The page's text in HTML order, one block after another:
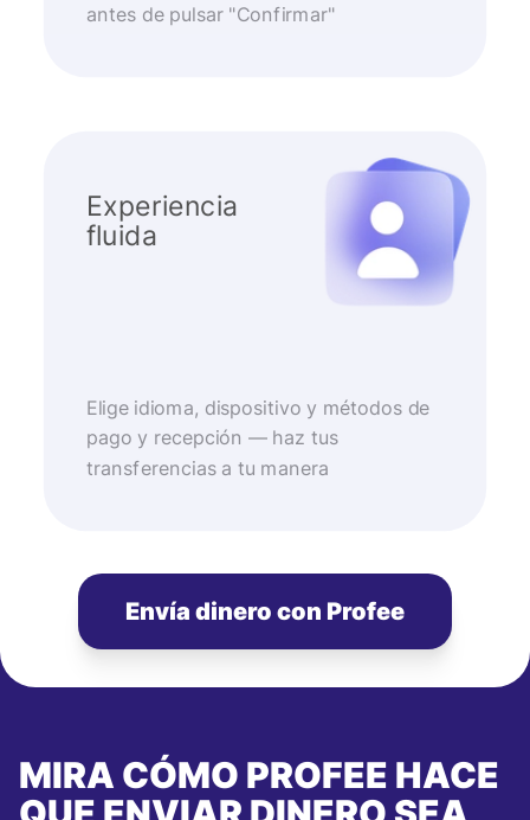
antes de pulsar "Confirmar"
Experiencia
fluida
Elige idioma, dispositivo y métodos de
pago y recepción — haz tus
transferencias a tu manera
Envía dinero con Profee
MIRA CÓMO PROFEE HACE